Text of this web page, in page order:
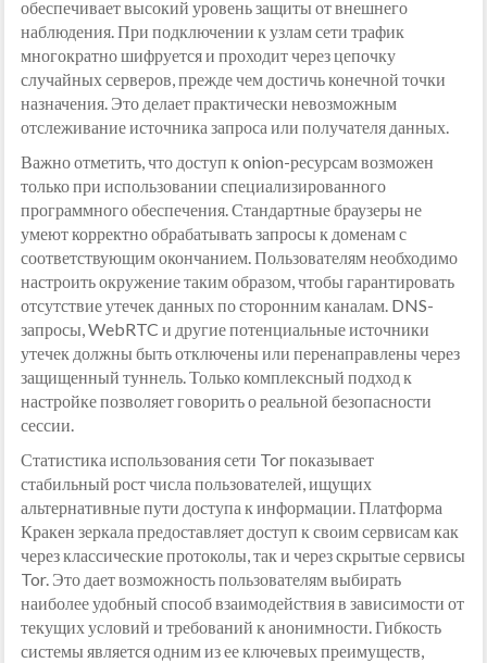
обеспечивает высокий уровень защиты от внешнего
наблюдения. При подключении к узлам сети трафик
многократно шифруется и проходит через цепочку
случайных серверов, прежде чем достичь конечной точки
назначения. Это делает практически невозможным
отслеживание источника запроса или получателя данных.
Важно отметить, что доступ к onion-ресурсам возможен
только при использовании специализированного
программного обеспечения. Стандартные браузеры не
умеют корректно обрабатывать запросы к доменам с
соответствующим окончанием. Пользователям необходимо
настроить окружение таким образом, чтобы гарантировать
отсутствие утечек данных по сторонним каналам. DNS-
запросы, WebRTC и другие потенциальные источники
утечек должны быть отключены или перенаправлены через
защищенный туннель. Только комплексный подход к
настройке позволяет говорить о реальной безопасности
сессии.
Статистика использования сети Tor показывает
стабильный рост числа пользователей, ищущих
альтернативные пути доступа к информации. Платформа
Кракен зеркала предоставляет доступ к своим сервисам как
через классические протоколы, так и через скрытые сервисы
Tor. Это дает возможность пользователям выбирать
наиболее удобный способ взаимодействия в зависимости от
текущих условий и требований к анонимности. Гибкость
системы является одним из ее ключевых преимуществ,